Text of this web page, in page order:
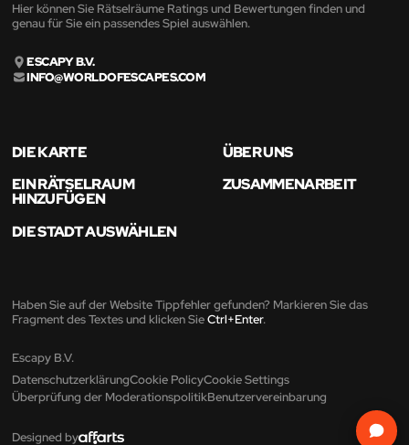
Hier können Sie Rätselräume Ratings und Bewertungen finden und
genau für Sie ein passendes Spiel auswählen.
ESCAPY B.V.
INFO@WORLDOFESCAPES.COM
DIE KARTE
ÜBER UNS
EIN RÄTSELRAUM
HINZUFÜGEN
ZUSAMMENARBEIT
DIE STADT AUSWÄHLEN
Haben Sie auf der Website Tippfehler gefunden? Markieren Sie das
Fragment des Textes und klicken SieCtrl+Enter.
Escapy B.V.
DatenschutzerklärungCookie PolicyCookie Settings
Überprüfung der ModerationspolitikBenutzervereinbarung
Designed by